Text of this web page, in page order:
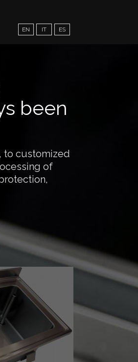
EN IT ES
been
to customized
of